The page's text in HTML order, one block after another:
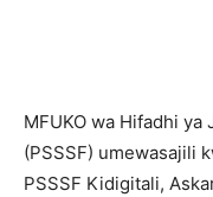
MFUKO wa Hifadhi ya
(PSSSF) umewasajili
PSSSF Kidigitali,